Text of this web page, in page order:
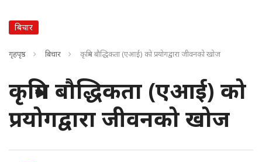
बिचार
गृहपृष्ठ बिचार कृत्रिम बौद्धिकता (एआई) को प्रयोगद्वारा जीवनको खोज
कृत्रिम बौद्धिकता (एआई) को
प्रयोगद्वारा जीवनको खोज